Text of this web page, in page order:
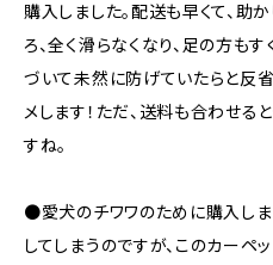
購入しました。配送も早くて、助
ろ、全く滑らなくなり、足の方も
づいて未然に防げていたらと反
メします！ただ、送料も合わせ
すね。
●愛犬のチワワのために購入し
してしまうのですが、このカー